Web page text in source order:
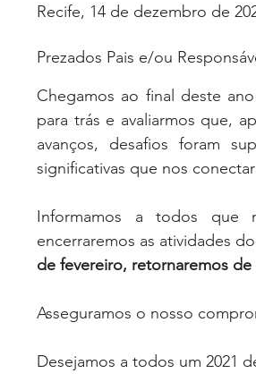
Recife, 14 de dezembro de
Prezados Pais e/ou
Chegamos ao final deste
para trás e avaliarmos que,
avanços, desafios foram
significativas que nos
Informamos a todos que
encerraremos as atividades
de fevereiro, retornaremos
Asseguramos o nosso
Desejamos a todos um 2021